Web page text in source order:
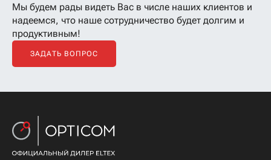
Мы будем рады видеть Вас в числе наших клиентов и
надеемся, что наше сотрудничество будет долгим и
продуктивным!
ЗАДАТЬ ВОПРОС